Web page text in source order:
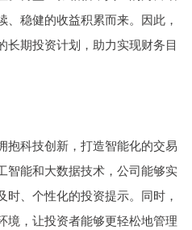
稳健的收益积累而来。因此，
长期投资计划，助力实现财务目
抱科技创新，打造智能化的交易
智能和大数据技术，公司能够实
、个性化的投资提示。同时，
境，让投资者能够更轻松地管理